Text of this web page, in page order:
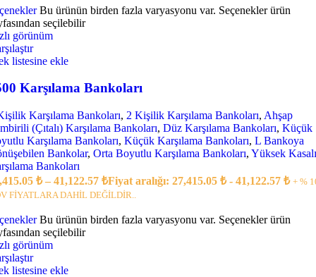
Bu ürünün birden fazla varyasyonu var. Seçenekler ürün
seçilebilir
görünüm
listesine ekle
Karşılama Bankoları
Karşılama Bankoları, 2 Kişilik Karşılama Bankoları, Ahşap
(Çıtalı) Karşılama Bankoları, Düz Karşılama Bankoları, Küçük
Karşılama Bankoları, Küçük Karşılama Bankoları, L Bankoya
Bankolar, Orta Boyutlu Karşılama Bankoları, Yüksek Kasalı
Bankoları
₺ – 41,122.57 ₺Fiyat aralığı: 27,415.05 ₺ - 41,122.57 ₺ + %
FİYATLARA DAHİL DEĞİLDİR..
Bu ürünün birden fazla varyasyonu var. Seçenekler ürün
seçilebilir
görünüm
listesine ekle